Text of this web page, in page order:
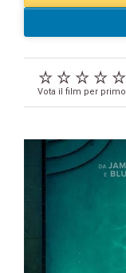
Vota il film per primo